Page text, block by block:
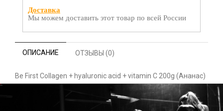
Доставка
Мы можем доставить этот товар по всей России
ОПИСАНИЕ ОТЗЫВЫ (0)
Be First Collagen + hyaluronic acid + vitamin C 200g (Ананас)